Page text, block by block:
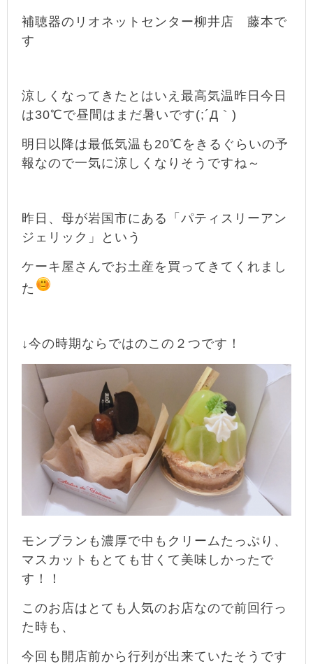
補聴器のリオネットセンター柳井店 藤本で
す
涼しくなってきたとはいえ最高気温昨日今日
は30℃で昼間はまだ暑いです(;´Д｀)
明日以降は最低気温も20℃をきるぐらいの予
報なので一気に涼しくなりそうですね～
昨日、母が岩国市にある「パティスリーアン
ジェリック」という
ケーキ屋さんでお土産を買ってきてくれまし
た
↓今の時期ならではのこの２つです！
モンブランも濃厚で中もクリームたっぷり、
マスカットもとても甘くて美味しかったで
す！！
このお店はとても人気のお店なので前回行っ
た時も、
今回も開店前から行列が出来ていたそうです